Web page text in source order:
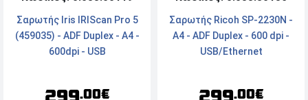
Σαρωτής Iris IRIScan Pro 5
(459035) - ADF Duplex - Α4 -
600dpi - USB
.00€
Σαρωτής Ricoh SP-2230N -
A4 - ADF Duplex - 600 dpi -
USB/Ethernet
.00€